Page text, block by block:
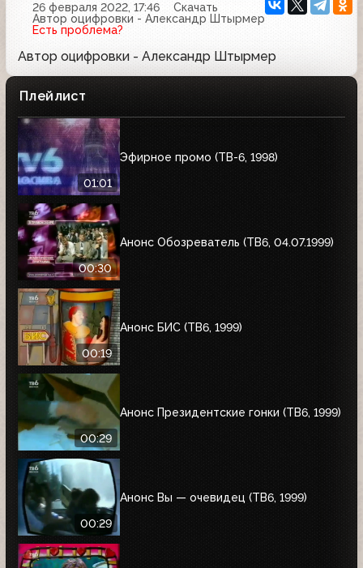
26 февраля 2022, 17:46
Скачать
Автор оцифровки - Александр Штырмер
Есть проблема?
Автор оцифровки - Александр Штырмер
Плейлист
01:01
Эфирное промо (ТВ-6, 1998)
00:30
Анонс Обозреватель (ТВ6, 04.07.1999)
00:19
Анонс БИС (ТВ6, 1999)
00:29
Анонс Президентские гонки (ТВ6, 1999)
00:29
Анонс Вы — очевидец (ТВ6, 1999)